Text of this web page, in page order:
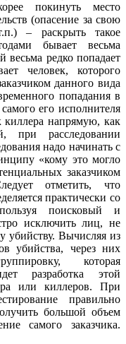
покинуть место
(опасение за свою
– раскрыть такое
бывает весьма
весьма редко попадает
человек, которого
данного вида
попадания в
его исполнителя
киллера напрямую, как
при расследовании
надо начинать с
«кому это могло
заказчиком
отметить, что
практически со
поисковый и
исключить лиц, не
убийству. Вычисляя из
убийства, через них
которая
разработка этой
или киллеров. При
правильно
большой объем
самого заказчика.